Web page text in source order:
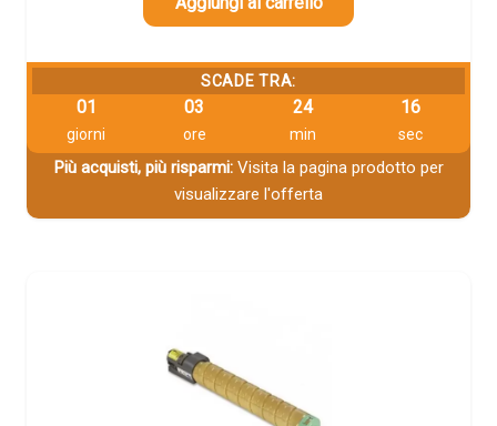
SCADE TRA:
01
giorni
03
ore
24
min
15
sec
Più acquisti, più risparmi:Visita la pagina prodotto per
visualizzare l'offerta